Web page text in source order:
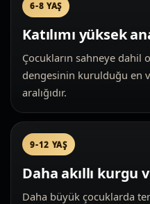
6-8 YAŞ
Katılımı yüksek
Çocukların sahneye dahil
dengesinin kurulduğu en
aralığıdır.
9-12 YAŞ
Daha akıllı kurgu
Daha büyük çocuklarda